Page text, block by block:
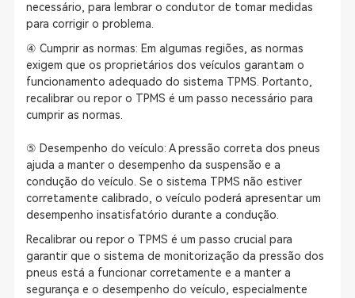
necessário, para lembrar o condutor de tomar medidas
para corrigir o problema.
④ Cumprir as normas: Em algumas regiões, as normas
exigem que os proprietários dos veículos garantam o
funcionamento adequado do sistema TPMS. Portanto,
recalibrar ou repor o TPMS é um passo necessário para
cumprir as normas.
⑤ Desempenho do veículo: A pressão correta dos pneus
ajuda a manter o desempenho da suspensão e a
condução do veículo. Se o sistema TPMS não estiver
corretamente calibrado, o veículo poderá apresentar um
desempenho insatisfatório durante a condução.
Recalibrar ou repor o TPMS é um passo crucial para
garantir que o sistema de monitorização da pressão dos
pneus está a funcionar corretamente e a manter a
segurança e o desempenho do veículo, especialmente